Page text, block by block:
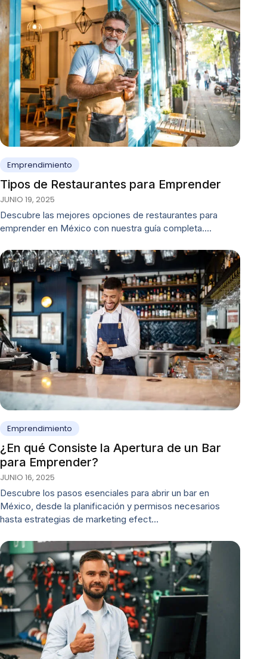
Emprendimiento
Tipos de Restaurantes para Emprender
JUNIO 19, 2025
Descubre las mejores opciones de restaurantes para
emprender en México con nuestra guía completa.…
Emprendimiento
¿En qué Consiste la Apertura de un Bar
para Emprender?
JUNIO 16, 2025
Descubre los pasos esenciales para abrir un bar en
México, desde la planificación y permisos necesarios
hasta estrategias de marketing efect…